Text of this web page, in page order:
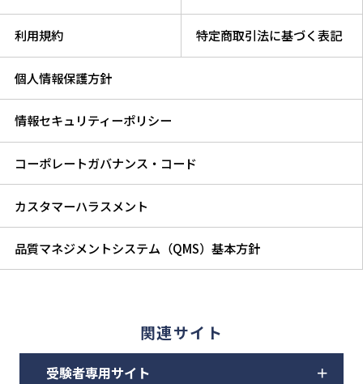
利用規約 特定商取引法に基づく表記
個人情報保護方針
情報セキュリティーポリシー
コーポレートガバナンス・コード
カスタマーハラスメント
品質マネジメントシステム（QMS）基本方針
関連サイト
受験者専用サイト